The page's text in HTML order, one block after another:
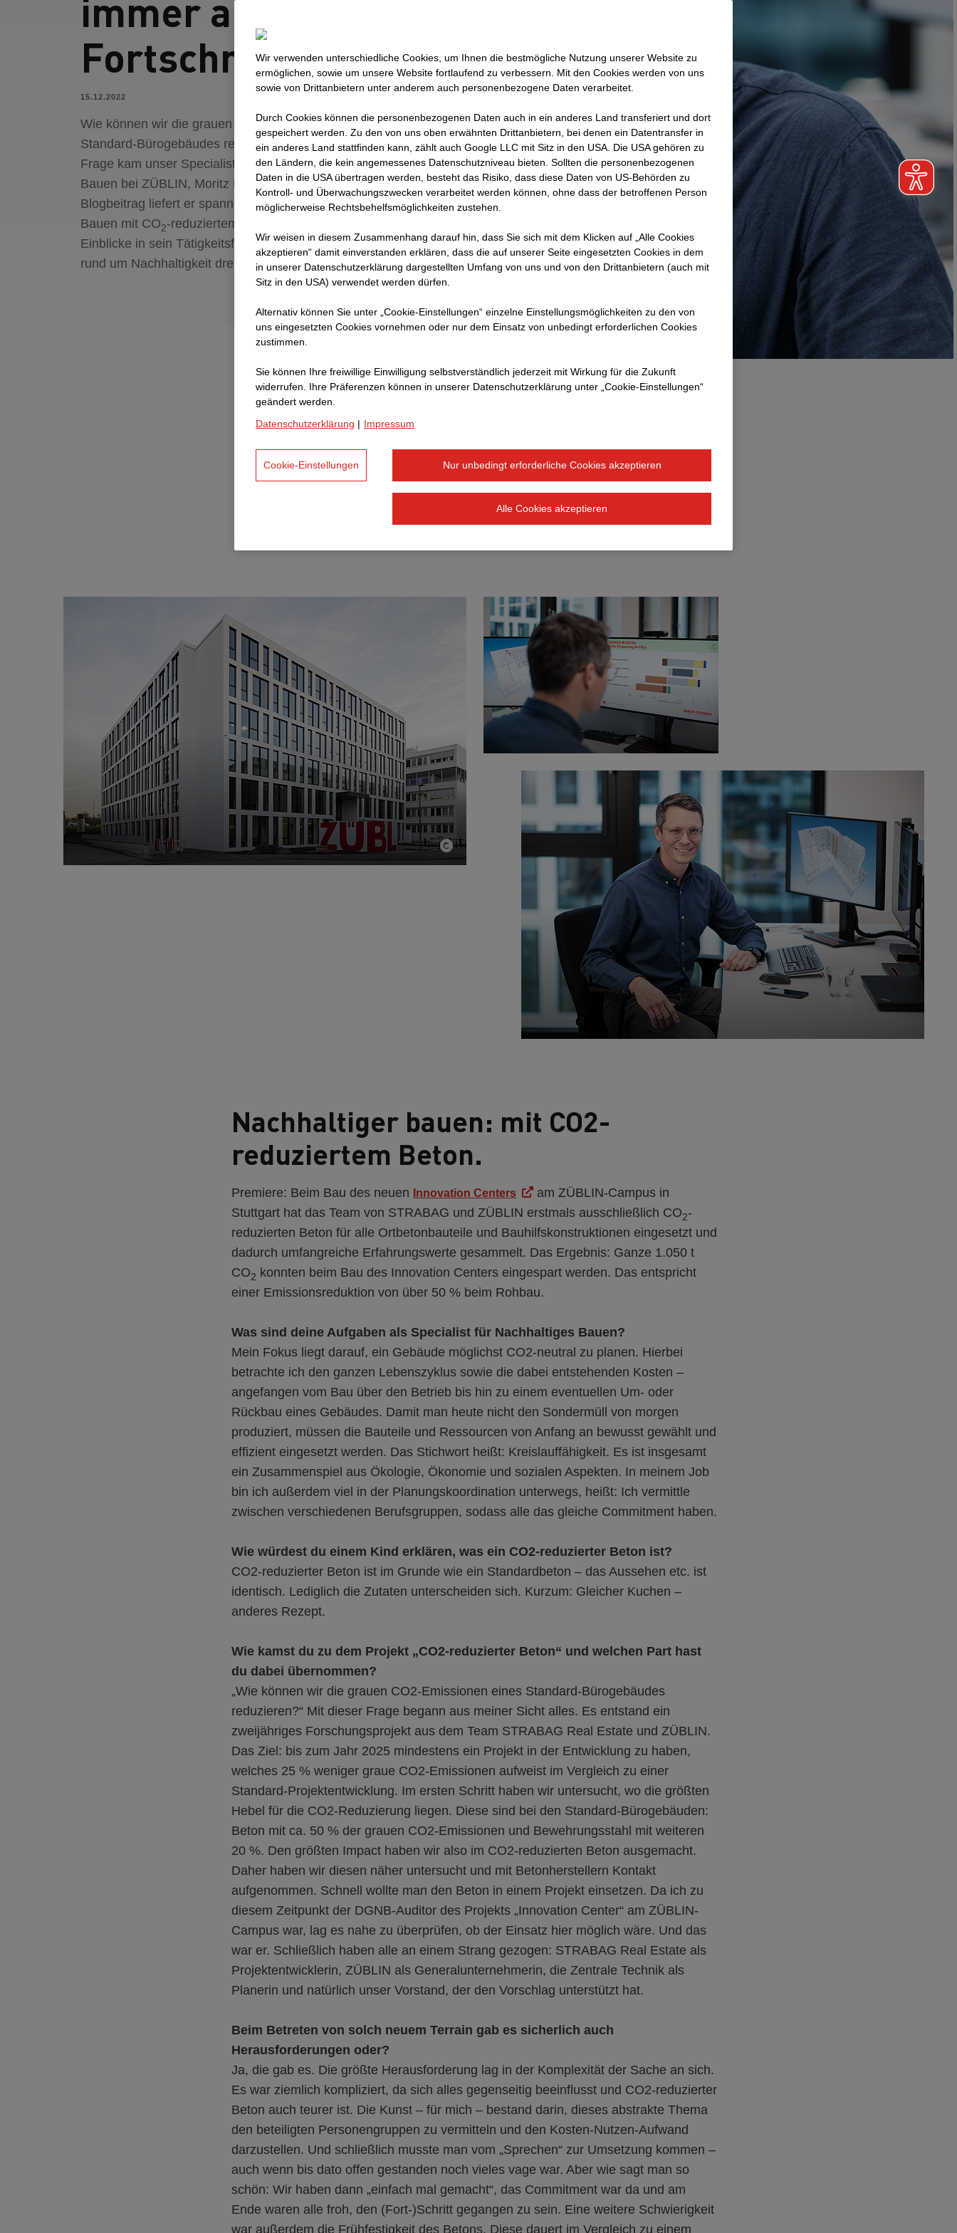
immer am
Fortschritt.
15.12.2022
Wie können wir die grauen CO
-Emissionen eines
Standard-Bürogebäudes reduzieren? Bei dieser
Frage kam unser Specialist für Nachhaltiges
Bauen bei ZÜBLIN, Moritz Reininger, ins Spiel. Im
Blogbeitrag liefert er spannende Hintergründe zum
Bauen mit CO2-reduziertem Beton und gibt
Einblicke in sein Tätigkeitsfeld, bei dem sich alles
rund um Nachhaltigkeit dreht.
Nachhaltiger bauen: mit CO2-
reduziertem Beton.
Premiere: Beim Bau des neuen Innovation Centers
am ZÜBLIN-Campus in
Stuttgart hat das Team von STRABAG und ZÜBLIN erstmals ausschließlich CO2-
reduzierten Beton für alle Ortbetonbauteile und Bauhilfskonstruktionen eingesetzt und
dadurch umfangreiche Erfahrungswerte gesammelt. Das Ergebnis: Ganze 1.050 t
CO2 konnten beim Bau des Innovation Centers eingespart werden. Das entspricht
einer Emissionsreduktion von über 50 % beim Rohbau.
Was sind deine Aufgaben als Specialist für Nachhaltiges Bauen?
Mein Fokus liegt darauf, ein Gebäude möglichst CO2-neutral zu planen. Hierbei
betrachte ich den ganzen Lebenszyklus sowie die dabei entstehenden Kosten –
angefangen vom Bau über den Betrieb bis hin zu einem eventuellen Um- oder
Rückbau eines Gebäudes. Damit man heute nicht den Sondermüll von morgen
produziert, müssen die Bauteile und Ressourcen von Anfang an bewusst gewählt und
effizient eingesetzt werden. Das Stichwort heißt: Kreislauffähigkeit. Es ist insgesamt
ein Zusammenspiel aus Ökologie, Ökonomie und sozialen Aspekten. In meinem Job
bin ich außerdem viel in der Planungskoordination unterwegs, heißt: Ich vermittle
zwischen verschiedenen Berufsgruppen, sodass alle das gleiche Commitment haben.
Wie würdest du einem Kind erklären, was ein CO2-reduzierter Beton ist?
CO2-reduzierter Beton ist im Grunde wie ein Standardbeton – das Aussehen etc. ist
identisch. Lediglich die Zutaten unterscheiden sich. Kurzum: Gleicher Kuchen –
anderes Rezept.
Wie kamst du zu dem Projekt „CO2-reduzierter Beton“ und welchen Part hast
du dabei übernommen?
„Wie können wir die grauen CO2-Emissionen eines Standard-Bürogebäudes
reduzieren?“ Mit dieser Frage begann aus meiner Sicht alles. Es entstand ein
zweijähriges Forschungsprojekt aus dem Team STRABAG Real Estate und ZÜBLIN.
Das Ziel: bis zum Jahr 2025 mindestens ein Projekt in der Entwicklung zu haben,
welches 25 % weniger graue CO2-Emissionen aufweist im Vergleich zu einer
Standard-Projektentwicklung. Im ersten Schritt haben wir untersucht, wo die größten
Hebel für die CO2-Reduzierung liegen. Diese sind bei den Standard-Bürogebäuden:
Beton mit ca. 50 % der grauen CO2-Emissionen und Bewehrungsstahl mit weiteren
20 %. Den größten Impact haben wir also im CO2-reduzierten Beton ausgemacht.
Daher haben wir diesen näher untersucht und mit Betonherstellern Kontakt
aufgenommen. Schnell wollte man den Beton in einem Projekt einsetzen. Da ich zu
diesem Zeitpunkt der DGNB-Auditor des Projekts „Innovation Center“ am ZÜBLIN-
Campus war, lag es nahe zu überprüfen, ob der Einsatz hier möglich wäre. Und das
war er. Schließlich haben alle an einem Strang gezogen: STRABAG Real Estate als
Projektentwicklerin, ZÜBLIN als Generalunternehmerin, die Zentrale Technik als
Planerin und natürlich unser Vorstand, der den Vorschlag unterstützt hat.
Beim Betreten von solch neuem Terrain gab es sicherlich auch
Herausforderungen oder?
Ja, die gab es. Die größte Herausforderung lag in der Komplexität der Sache an sich.
Es war ziemlich kompliziert, da sich alles gegenseitig beeinflusst und CO2-reduzierter
Beton auch teurer ist. Die Kunst – für mich – bestand darin, dieses abstrakte Thema
den beteiligten Personengruppen zu vermitteln und den Kosten-Nutzen-Aufwand
darzustellen. Und schließlich musste man vom „Sprechen“ zur Umsetzung kommen –
auch wenn bis dato offen gestanden noch vieles vage war. Aber wie sagt man so
schön: Wir haben dann „einfach mal gemacht“, das Commitment war da und am
Ende waren alle froh, den (Fort-)Schritt gegangen zu sein. Eine weitere Schwierigkeit
war außerdem die Frühfestigkeit des Betons. Diese dauert im Vergleich zu einem
Wir verwenden unterschiedliche Cookies, um Ihnen die best­mögliche Nutzung unserer Website zu
ermöglichen, sowie um unsere Website fortlaufend zu verbessern. Mit den Cookies werden von uns
sowie von Drittanbietern unter anderem auch personenbezogene Daten verarbeitet.
Durch Cookies können die personenbezogenen Daten auch in ein anderes Land transferiert und dort
gespeichert werden. Zu den von uns oben erwähnten Drittanbietern, bei denen ein Datentransfer in
ein anderes Land stattfinden kann, zählt auch Google LLC mit Sitz in den USA. Die USA gehören zu
den Ländern, die kein angemessenes Datenschutzniveau bieten. Sollten die personenbezogenen
Daten in die USA übertragen werden, besteht das Risiko, dass diese Daten von US-Behörden zu
Kontroll- und Überwachungszwecken verarbeitet werden können, ohne dass der betroffenen Person
möglicherweise Rechtsbehelfsmöglichkeiten zustehen.
Wir weisen in diesem Zusammenhang darauf hin, dass Sie sich mit dem Klicken auf „Alle Cookies
akzeptieren“ damit ein­ver­standen erklären, dass die auf unserer Seite eingesetzten Cookies in dem
in unserer Datenschutzerklärung dargestellten Umfang von uns und von den Drittanbietern (auch mit
Sitz in den USA) verwendet werden dürfen.
Alternativ können Sie unter „Cookie-Einstellungen“ einzelne Einstellungsmöglichkeiten zu den von
uns eingesetzten Cookies vornehmen oder nur dem Einsatz von unbedingt erforderlichen Cookies
zustimmen.
Sie können Ihre freiwillige Einwilligung selbstverständlich jederzeit mit Wirkung für die Zukunft
widerrufen. Ihre Prä­fe­renzen können in unserer Datenschutzerklärung unter „Cookie-Einstellungen“
geändert werden.
Datenschutzerklärung | Impressum
Nur unbedingt erforderliche Cookies akzeptieren
Alle Cookies akzeptieren
Cookie-Einstellungen